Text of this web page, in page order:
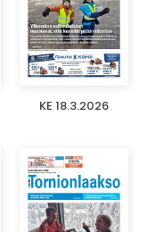
KE 18.3.2026